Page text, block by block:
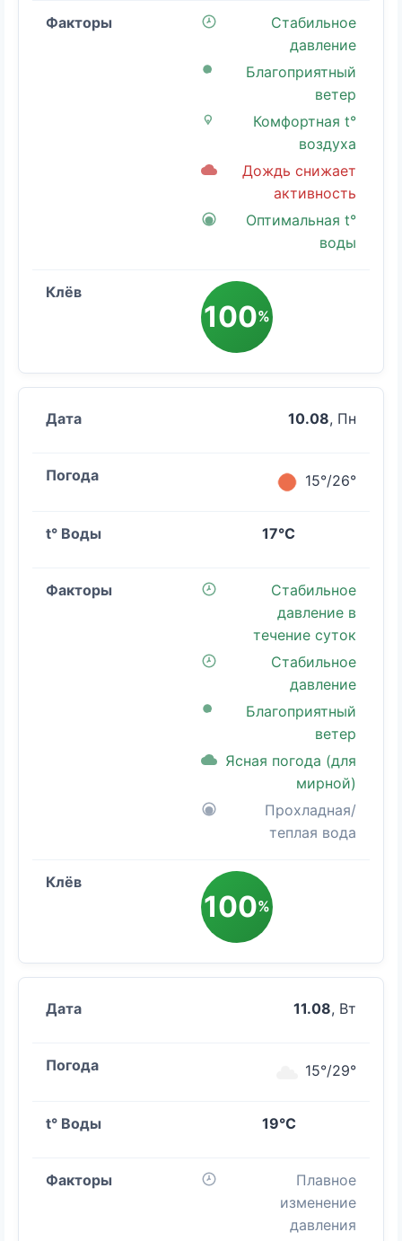
Стабильное
давление
Благоприятный
ветер
Комфортная t°
воздуха
Дождь снижает
активность
Оптимальная t°
воды
100%
10.08, Пн
15°/26°
17°C
Стабильное
давление в
течение суток
Стабильное
давление
Благоприятный
ветер
Ясная погода (для
мирной)
Прохладная/
теплая вода
100%
11.08, Вт
15°/29°
19°C
Плавное
изменение
давления